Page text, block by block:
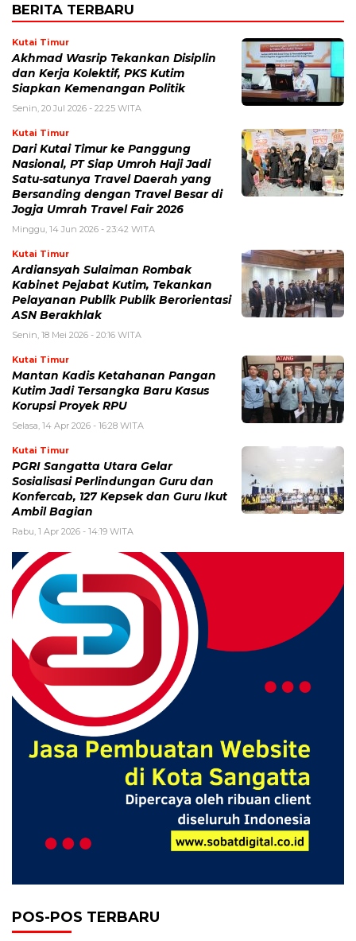
BERITA TERBARU
Kutai Timur
Akhmad Wasrip Tekankan Disiplin
dan Kerja Kolektif, PKS Kutim
Siapkan Kemenangan Politik
Senin, 20 Jul 2026 - 22:25 WITA
Kutai Timur
Dari Kutai Timur ke Panggung
Nasional, PT Siap Umroh Haji Jadi
Satu-satunya Travel Daerah yang
Bersanding dengan Travel Besar di
Jogja Umrah Travel Fair 2026
Minggu, 14 Jun 2026 - 23:42 WITA
Kutai Timur
Ardiansyah Sulaiman Rombak
Kabinet Pejabat Kutim, Tekankan
Pelayanan Publik Publik Berorientasi
ASN Berakhlak
Senin, 18 Mei 2026 - 20:16 WITA
Kutai Timur
Mantan Kadis Ketahanan Pangan
Kutim Jadi Tersangka Baru Kasus
Korupsi Proyek RPU
Selasa, 14 Apr 2026 - 16:28 WITA
Kutai Timur
PGRI Sangatta Utara Gelar
Sosialisasi Perlindungan Guru dan
Konfercab, 127 Kepsek dan Guru Ikut
Ambil Bagian
Rabu, 1 Apr 2026 - 14:19 WITA
POS-POS TERBARU